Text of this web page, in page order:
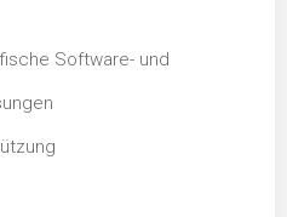
Software- und